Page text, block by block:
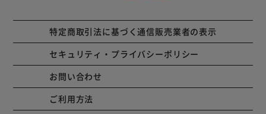
特定商取引法に基づく通信販売業者の表示
セキュリティ・プライバシーポリシー
お問い合わせ
ご利用方法